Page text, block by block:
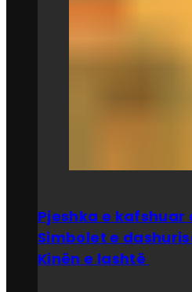
Pjeshka e kafshuar
Simbolet e
Kinën e lashtë